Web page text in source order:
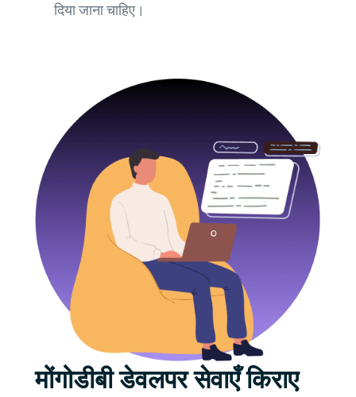
दिया जाना चाहिए।
मोंगोडीबी डेवलपर सेवाएँ किराए